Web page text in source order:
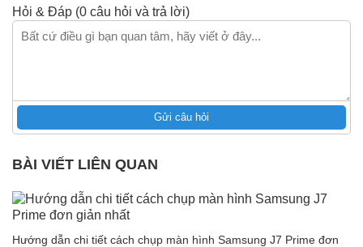
Hỏi & Đáp (0 câu hỏi và trả lời)
Gửi câu hỏi
BÀI VIẾT LIÊN QUAN
Hướng dẫn chi tiết cách chụp màn hình Samsung J7 Prime đơn